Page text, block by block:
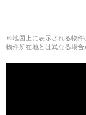
※地図上に表示される物件
物件所在地とは異なる場合